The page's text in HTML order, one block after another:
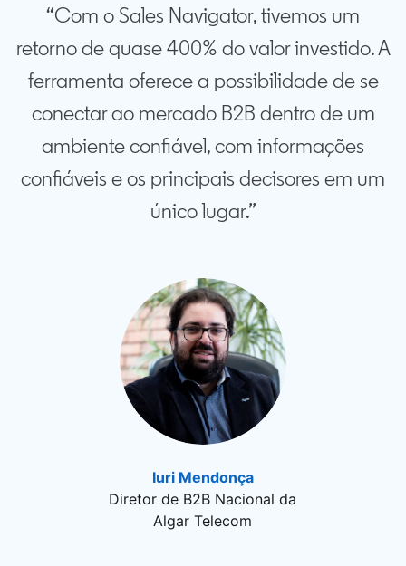
“Com o Sales Navigator, tivemos um
retorno de quase 400% do valor investido. A
ferramenta oferece a possibilidade de se
conectar ao mercado B2B dentro de um
ambiente confiável, com informações
confiáveis e os principais decisores em um
único lugar.”
Iuri Mendonçaopens in a new tab
Diretor de B2B Nacional da
Algar Telecom